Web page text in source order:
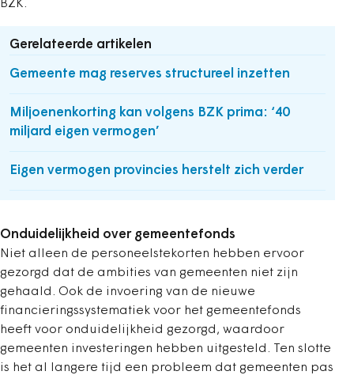
BZK.
Gerelateerde artikelen
Gemeente mag reserves structureel inzetten
Miljoenenkorting kan volgens BZK prima: ‘40
miljard eigen vermogen’
Eigen vermogen provincies herstelt zich verder
Onduidelijkheid over gemeentefonds
Niet alleen de personeelstekorten hebben ervoor
gezorgd dat de ambities van gemeenten niet zijn
gehaald. Ook de invoering van de nieuwe
financieringssystematiek voor het gemeentefonds
heeft voor onduidelijkheid gezorgd, waardoor
gemeenten investeringen hebben uitgesteld. Ten slotte
is het al langere tijd een probleem dat gemeenten pas